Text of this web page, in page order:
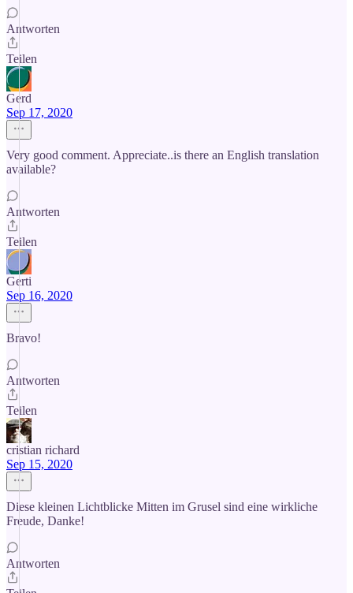
Antworten
Teilen
Gerd
Sep 17, 2020
Very good comment. Appreciate..is there an English translation
available?
Antworten
Teilen
Gerti
Sep 16, 2020
Bravo!
Antworten
Teilen
cristian richard
Sep 15, 2020
Diese kleinen Lichtblicke Mitten im Grusel sind eine wirkliche
Freude, Danke!
Antworten